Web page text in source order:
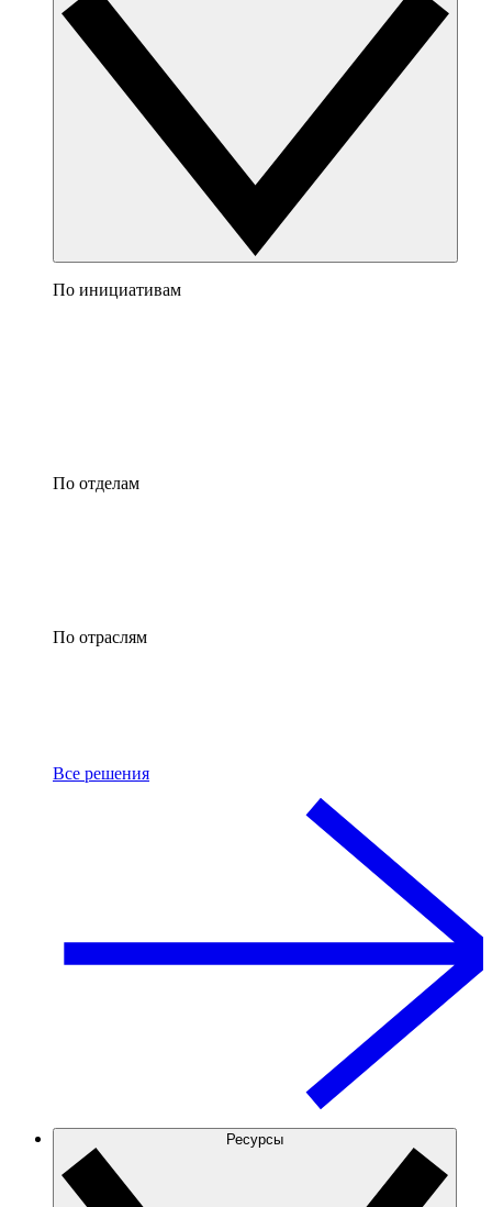
По инициативам
По отделам
По отраслям
Все решения
Ресурсы